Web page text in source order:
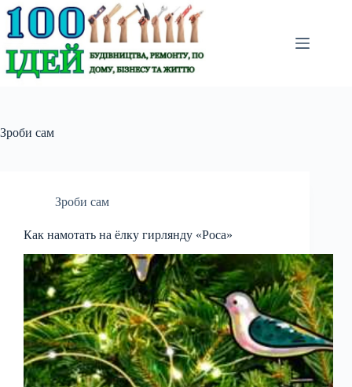
Перейти
до
вмісту
Зроби сам
Зроби сам
Как намотать на ёлку гирлянду «Роса»